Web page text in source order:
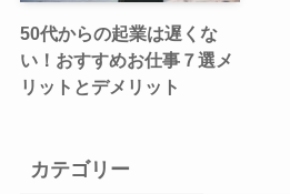
50代からの起業は遅くな
い！おすすめお仕事７選メ
リットとデメリット
カテゴリー